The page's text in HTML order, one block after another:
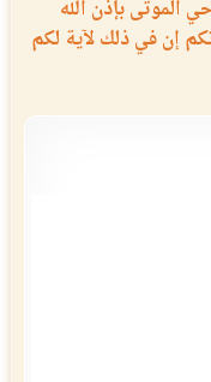
الموتى بإذن الله
إن في ذلك لآية لكم